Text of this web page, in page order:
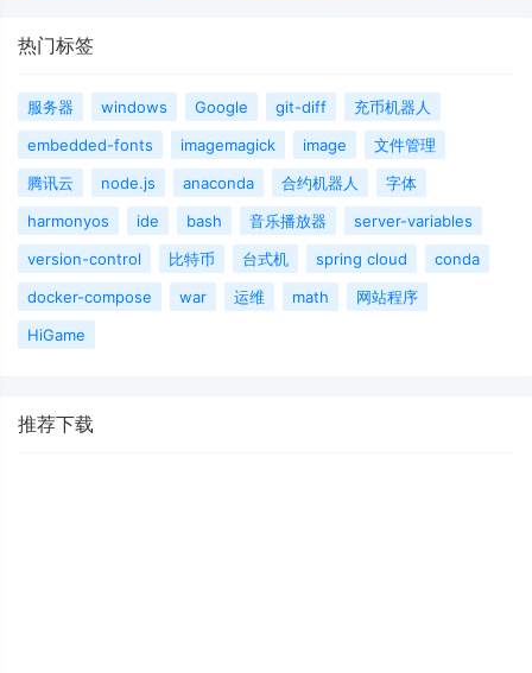
热门标签
服务器 windows Google git-diff
充币机器人
embedded-fonts
imagemagick image
文件管理
腾讯云
node.js anaconda 合约机器人
字体
harmonyos
ide bash 音乐播放器
server-variables
version-control
比特币 台式机 spring cloud
conda
docker-compose
war 运维 math
网站程序
HiGame
推荐下载